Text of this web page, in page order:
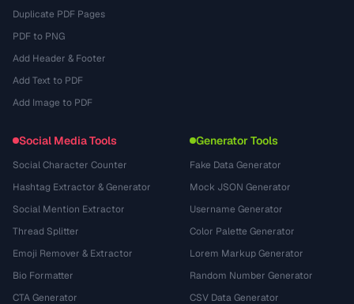
Duplicate PDF Pages
PDF to PNG
Add Header & Footer
Add Text to PDF
Add Image to PDF
Social Media Tools
Social Character Counter
Hashtag Extractor & Generator
Social Mention Extractor
Thread Splitter
Emoji Remover & Extractor
Bio Formatter
CTA Generator
Generator Tools
Fake Data Generator
Mock JSON Generator
Username Generator
Color Palette Generator
Lorem Markup Generator
Random Number Generator
CSV Data Generator